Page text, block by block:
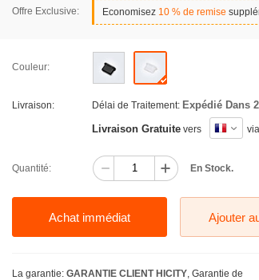
Offre Exclusive: Economisez 10 % de remise
Couleur:
Livraison: Délai de Traitement: Expédié Dans
Livraison Gratuite vers via
Quantité: En Stock.
Achat immédiat Ajouter
La garantie: GARANTIE CLIENT HICITY, Garantie de